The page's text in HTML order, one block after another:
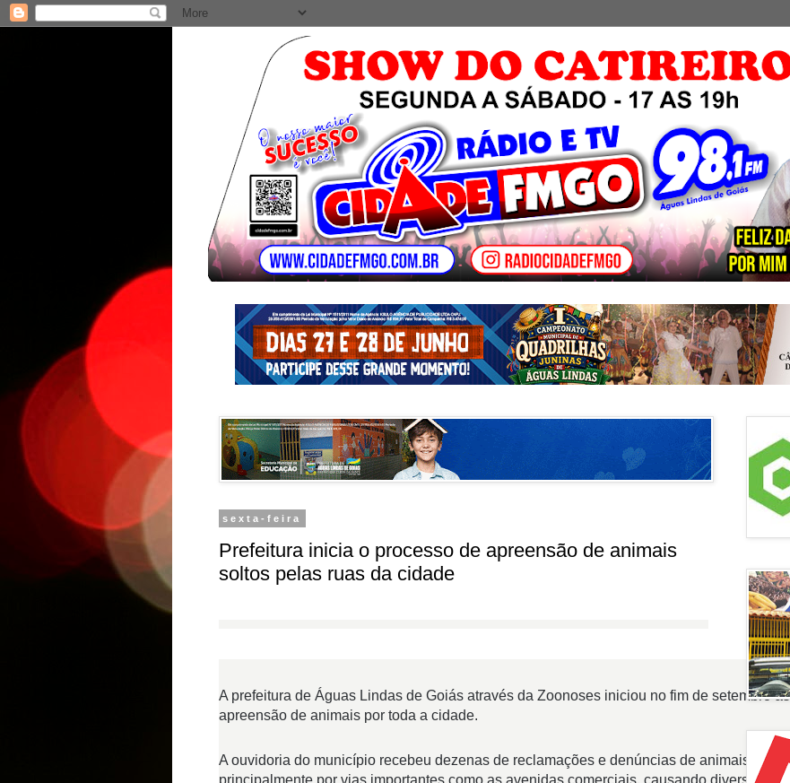
sexta-feira
Prefeitura inicia o processo de apreensão de animais
soltos pelas ruas da cidade
A prefeitura de Águas Lindas de Goiás através da Zoonoses iniciou no fim de setembro
apreensão de animais por toda a cidade.
A ouvidoria do município recebeu dezenas de reclamações e denúncias de animais
principalmente por vias importantes como as avenidas comerciais, causando diversos